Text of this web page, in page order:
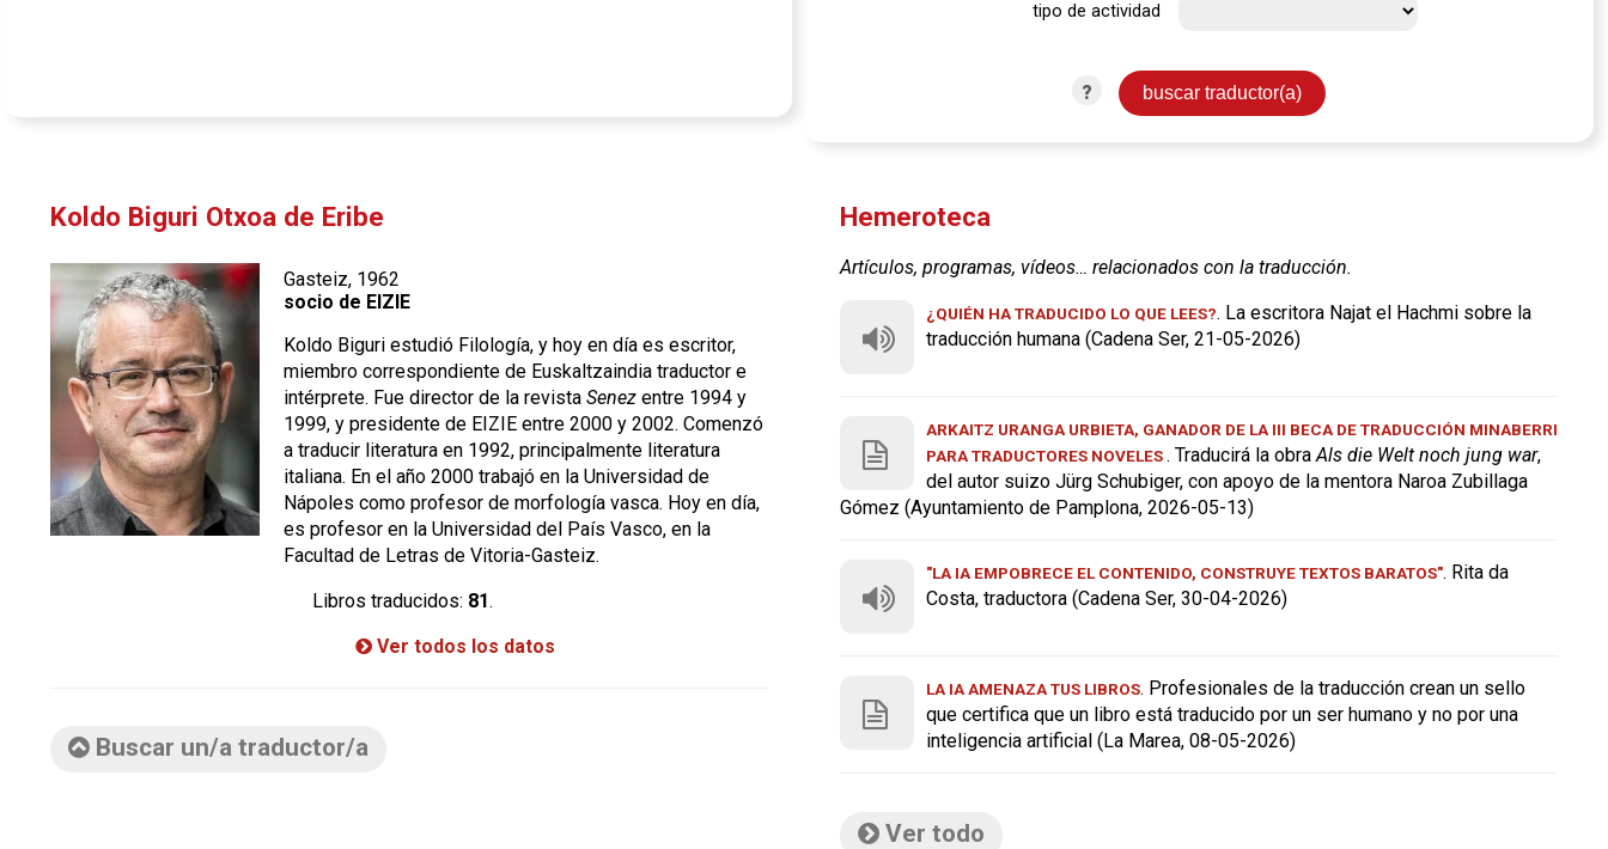
tipo de actividad
?
Koldo Biguri Otxoa de Eribe
Gasteiz, 1962
socio de EIZIE
Koldo Biguri estudió Filología, y hoy en día es escritor,
miembro correspondiente de Euskaltzaindia traductor e
intérprete. Fue director de la revista Senez entre 1994 y
1999, y presidente de EIZIE entre 2000 y 2002. Comenzó
a traducir literatura en 1992, principalmente literatura
italiana. En el año 2000 trabajó en la Universidad de
Nápoles como profesor de morfología vasca. Hoy en día,
es profesor en la Universidad del País Vasco, en la
Facultad de Letras de Vitoria-Gasteiz.
Libros traducidos: 81.
Ver todos los datos
Buscar un/a traductor/a
Hemeroteca
Artículos, programas, vídeos… relacionados con la traducción.
¿QUIÉN HA TRADUCIDO LO QUE LEES?. La escritora Najat el Hachmi sobre la
traducción humana (Cadena Ser, 21-05-2026)
ARKAITZ URANGA URBIETA, GANADOR DE LA III BECA DE TRADUCCIÓN MINABERRI
PARA TRADUCTORES NOVELES . Traducirá la obra Als die Welt noch jung war,
del autor suizo Jürg Schubiger, con apoyo de la mentora Naroa Zubillaga
Gómez (Ayuntamiento de Pamplona, 2026-05-13)
"LA IA EMPOBRECE EL CONTENIDO, CONSTRUYE TEXTOS BARATOS". Rita da
Costa, traductora (Cadena Ser, 30-04-2026)
LA IA AMENAZA TUS LIBROS. Profesionales de la traducción crean un sello
que certifica que un libro está traducido por un ser humano y no por una
inteligencia artificial (La Marea, 08-05-2026)
Ver todo